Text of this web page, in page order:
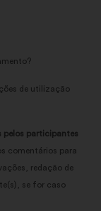
de utilização
pelos participantes
comentários para
redação de
se for caso